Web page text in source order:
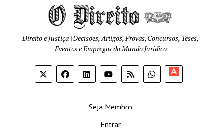
Direito e Justiça | Decisões, Artigos, Provas, Concursos, Teses,
Eventos e Empregos do Mundo Jurídico
Seja Membro
Entrar